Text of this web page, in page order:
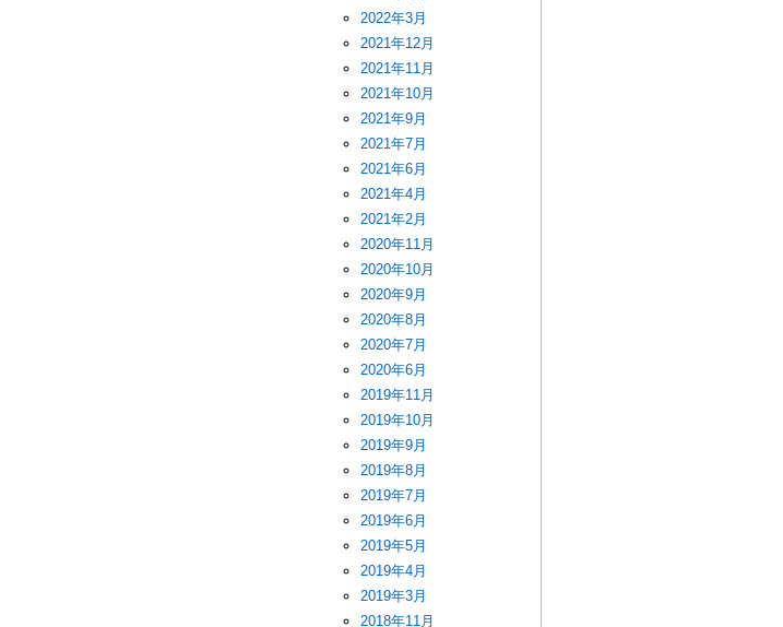
2022年3月
2021年12月
2021年11月
2021年10月
2021年9月
2021年7月
2021年6月
2021年4月
2021年2月
2020年11月
2020年10月
2020年9月
2020年8月
2020年7月
2020年6月
2019年11月
2019年10月
2019年9月
2019年8月
2019年7月
2019年6月
2019年5月
2019年4月
2019年3月
2018年11月